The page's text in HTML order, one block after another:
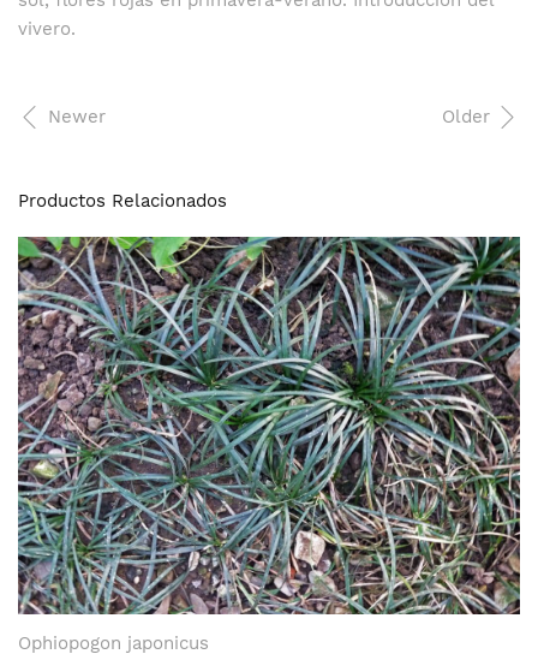
vivero.
Older
Newer
Productos Relacionados
Ophiopogon japonicus